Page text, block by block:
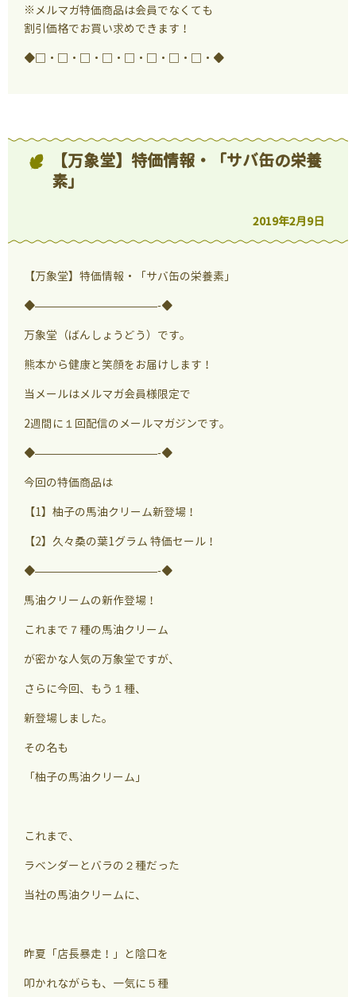
※メルマガ特価商品は会員でなくても
割引価格でお買い求めできます！
◆□・□・□・□・□・□・□・□・◆
【万象堂】特価情報・「サバ缶の栄養
素」
2019年2月9日
【万象堂】特価情報・「サバ缶の栄養素」
◆———————————-◆
万象堂（ばんしょうどう）です。
熊本から健康と笑顔をお届けします！
当メールはメルマガ会員様限定で
2週間に１回配信のメールマガジンです。
◆———————————-◆
今回の特価商品は
【1】柚子の馬油クリーム新登場！
【2】久々桑の葉1グラム 特価セール！
◆———————————-◆
馬油クリームの新作登場！
これまで７種の馬油クリーム
が密かな人気の万象堂ですが、
さらに今回、もう１種、
新登場しました。
その名も
「柚子の馬油クリーム」
これまで、
ラベンダーとバラの２種だった
当社の馬油クリームに、
昨夏「店長暴走！」と陰口を
叩かれながらも、一気に５種